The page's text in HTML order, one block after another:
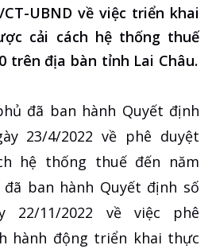
UBND về việc triển khai
cải cách hệ thống thuế
trên địa bàn tỉnh Lai Châu.
đã ban hành Quyết định
23/4/2022 về phê duyệt
hệ thống thuế đến năm
đã ban hành Quyết định số
22/11/2022 về việc phê
hành động triển khai thực